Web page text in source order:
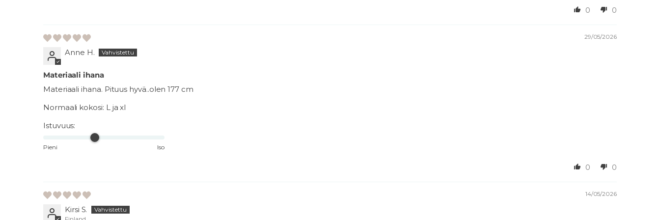
0 0
29/05/2026
Anne H.
Materiaali ihana
Materiaali ihana. Pituus hyvä..olen 177 cm
Normaali kokosi: L ja xl
Istuvuus:
Pieni Iso
0 0
14/05/2026
Kirsi S.